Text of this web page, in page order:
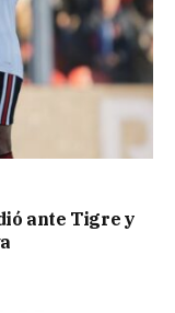
ante Tigre y